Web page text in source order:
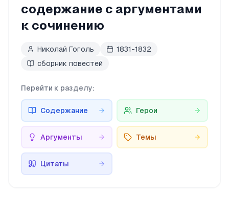
содержание с аргументами
к сочинению
Николай Гоголь
1831-1832
сборник повестей
Перейти к разделу:
Содержание Герои
Аргументы Темы
Цитаты